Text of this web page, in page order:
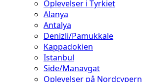
Oplevelser i Tyrkiet
Alanya
Antalya
Denizli/Pamukkale
Kappadokien
Istanbul
Side/Manavgat
Oplevelser på Nordcypern